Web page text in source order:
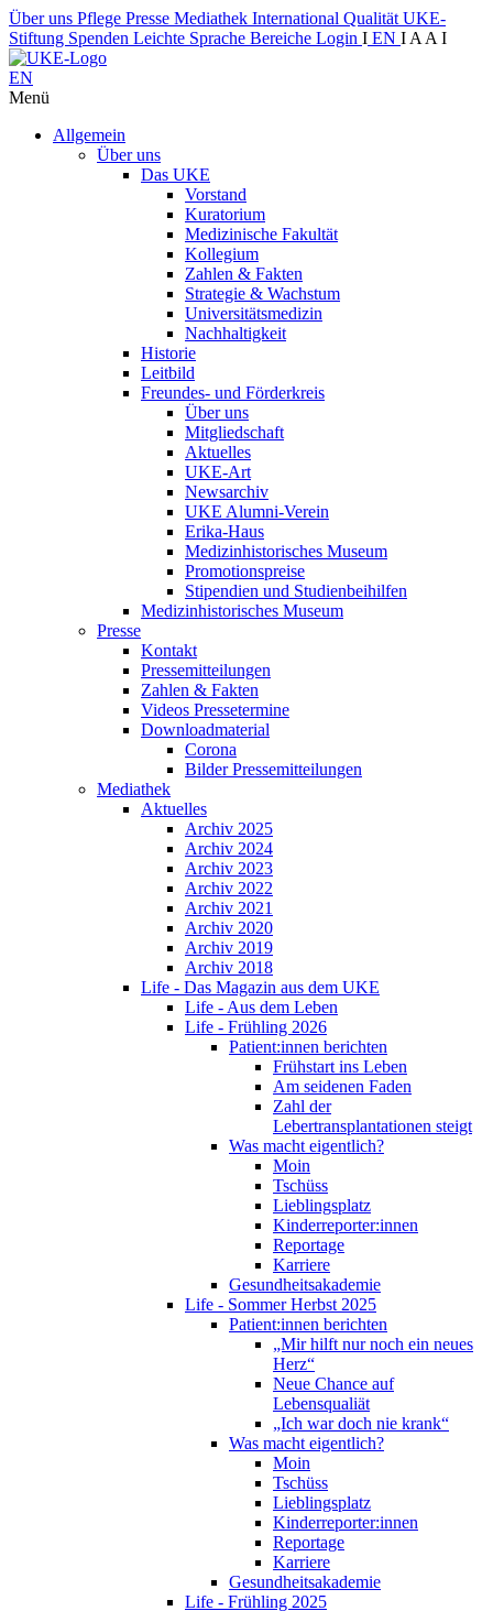
Über uns Pflege Presse Mediathek International Qualität UKE-
Stiftung Spenden Leichte Sprache Bereiche Login I EN I A A I
EN
Menü
Allgemein
Über uns
Das UKE
Vorstand
Kuratorium
Medizinische Fakultät
Kollegium
Zahlen & Fakten
Strategie & Wachstum
Universitätsmedizin
Nachhaltigkeit
Historie
Leitbild
Freundes- und Förderkreis
Über uns
Mitgliedschaft
Aktuelles
UKE-Art
Newsarchiv
UKE Alumni-Verein
Erika-Haus
Medizinhistorisches Museum
Promotionspreise
Stipendien und Studienbeihilfen
Medizinhistorisches Museum
Presse
Kontakt
Pressemitteilungen
Zahlen & Fakten
Videos Pressetermine
Downloadmaterial
Corona
Bilder Pressemitteilungen
Mediathek
Aktuelles
Archiv 2025
Archiv 2024
Archiv 2023
Archiv 2022
Archiv 2021
Archiv 2020
Archiv 2019
Archiv 2018
Life - Das Magazin aus dem UKE
Life - Aus dem Leben
Life - Frühling 2026
Patient:innen berichten
Frühstart ins Leben
Am seidenen Faden
Zahl der
Lebertransplantationen steigt
Was macht eigentlich?
Moin
Tschüss
Lieblingsplatz
Kinderreporter:innen
Reportage
Karriere
Gesundheitsakademie
Life - Sommer Herbst 2025
Patient:innen berichten
„Mir hilft nur noch ein neues
Herz“
Neue Chance auf
Lebensqualiät
„Ich war doch nie krank“
Was macht eigentlich?
Moin
Tschüss
Lieblingsplatz
Kinderreporter:innen
Reportage
Karriere
Gesundheitsakademie
Life - Frühling 2025